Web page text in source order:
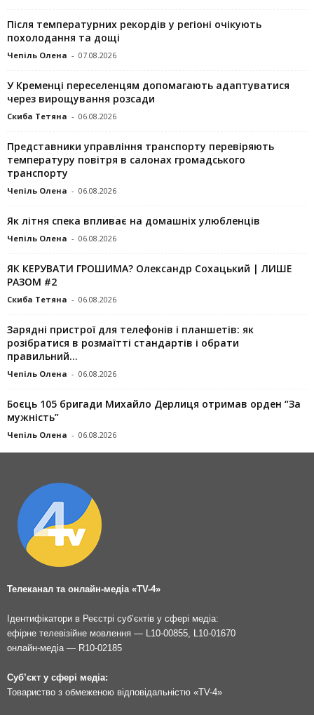
Після температурних рекордів у регіоні очікують
похолодання та дощі
Чепіль Олена - 07.08.2026
У Кременці переселенцям допомагають адаптуватися
через вирощування розсади
Скиба Тетяна - 06.08.2026
Представники управління транспорту перевіряють
температуру повітря в салонах громадського
транспорту
Чепіль Олена - 06.08.2026
Як літня спека впливає на домашніх улюбленців
Чепіль Олена - 06.08.2026
ЯК КЕРУВАТИ ГРОШИМА? Олександр Сохацький | ЛИШЕ
РАЗОМ #2
Скиба Тетяна - 06.08.2026
Зарядні пристрої для телефонів і планшетів: як
розібратися в розмаїтті стандартів і обрати
правильний...
Чепіль Олена - 06.08.2026
Боєць 105 бригади Михайло Дерлиця отримав орден “За
мужність”
Чепіль Олена - 06.08.2026
Телеканал та онлайн-медіа «TV-4»
Ідентифікатори в Реєстрі суб’єктів у сфері медіа:
ефірне телевізійне мовлення — L10-00855, L10-01670
онлайн-медіа — R10-02185
Суб’єкт у сфері медіа:
Товариство з обмеженою відповідальністю «TV-4»